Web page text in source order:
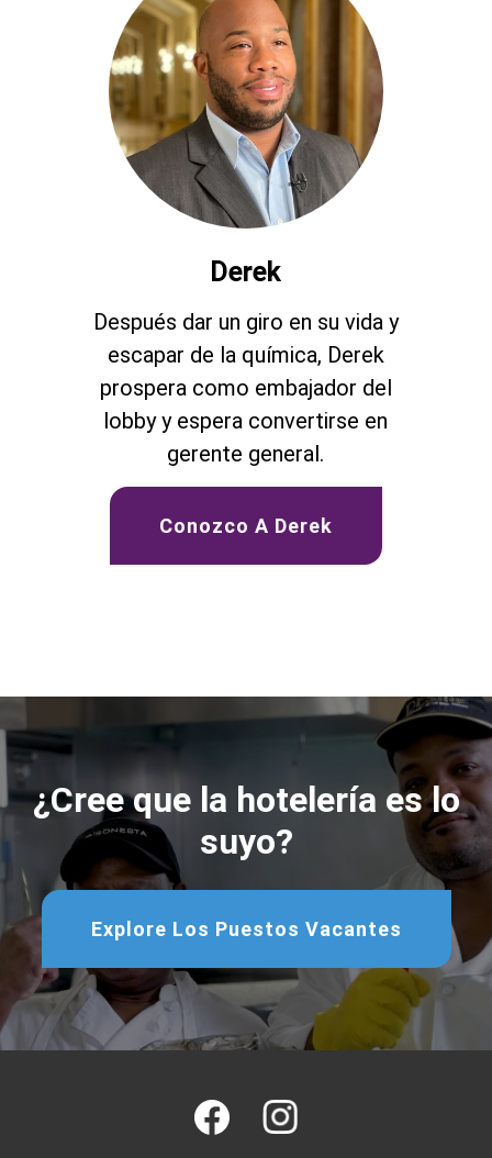
Derek
Después dar un giro en su vida y
escapar de la química, Derek
prospera como embajador del
lobby y espera convertirse en
gerente general.
Conozco A Derek
¿Cree que la hotelería es lo
suyo?
Explore Los Puestos Vacantes